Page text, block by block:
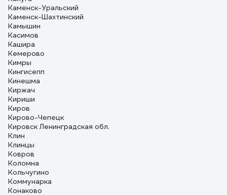
Каменск-Уральский
Каменск-Шахтинский
Камышин
Касимов
Кашира
Кемерово
Кимры
Кингисепп
Кинешма
Киржач
Кириши
Киров
Кирово-Чепецк
Кировск Ленинградская обл.
Клин
Клинцы
Ковров
Коломна
Кольчугино
Коммунарка
Конаково